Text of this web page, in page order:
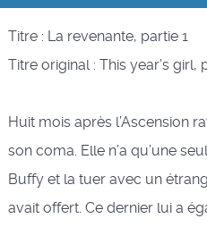
Titre : La revenante, partie 1
Titre original : This year’s girl,
Huit mois après l’Ascension
son coma. Elle n’a qu’une
Buffy et la tuer avec un
avait offert. Ce dernier lui a